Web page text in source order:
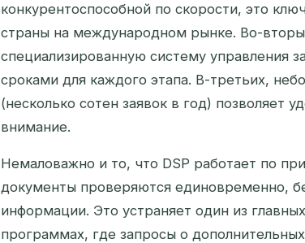
конкурентоспособной по скорости, это
страны на международном рынке. Во-
специализированную систему управления
сроками для каждого этапа. В-третьих,
(несколько сотен заявок в год) позволяет
внимание.
Немаловажно и то, что DSP работает по
документы проверяются единовременно,
информации. Это устраняет один из
программах, где запросы о